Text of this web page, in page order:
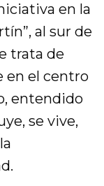
en la
al sur de
trata de
en el centro
entendido
se vive,